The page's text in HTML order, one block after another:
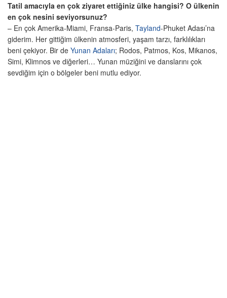
Tatil amacıyla en çok ziyaret ettiğiniz ülke hangisi? O ülkenin
en çok nesini seviyorsunuz?
– En çok Amerika-Miami, Fransa-Paris, Tayland-Phuket Adası’na
giderim. Her gittiğim ülkenin atmosferi, yaşam tarzı, farklılıkları
beni çekiyor. Bir de Yunan Adaları; Rodos, Patmos, Kos, Mikanos,
Simi, Klimnos ve diğerleri… Yunan müziğini ve danslarını çok
sevdiğim için o bölgeler beni mutlu ediyor.